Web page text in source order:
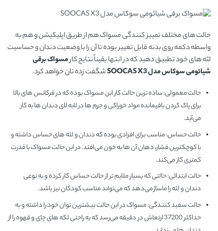
حالت های مختلف تمییز کنندگی مسواک هم از طریق اپلیکیشن و هم به
واسطه دکمه روی بدنه قابل تغییر بوده تا آن را با وضعیت دندان و حساسیت
لثه های خود تطبیق دهید که در انتها یقیناً نتایج کارمسواک برقی
شیائومی سوکاس مدل SOOCAS X3
شگفت زده تان خواهد کرد.
حالت معمولی: ساده ترین حالت کار این مسواک بوده که در فرکانس های بالا
برای پاک کردن باقیمانده مواد خوراکی و جرم ها در لابه لای دندان ها به کار
می‌آید.
حالت حساس: مناسب برای افرادی بوده که دندان و لثه های حساس داشته و
با کوچکترین فشار، دهان آن ها به خون می‌افتد. در این حالت مسواک با قدرت
کمتری کار می‌کند.
حالت ابتدائی: حالتی که بسیار ملایم تر از حالت حساس کار کرده و به نوعی
دندان و لثه را ماساژ می‌دهد که می‌تواند مناسب کودکان نیز باشد.
حالت سفید کنندگی: مسواک در این حالت بیشترین توان خود را داشته و به
حداکثر 37200 ارتعاش در دقیقه می‌رسد که به راحتی لکه های چای و قهوه را از